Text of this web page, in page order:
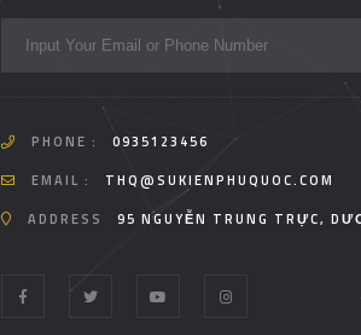
PHONE :
0935123456
EMAIL :
THQ@SUKIENPHUQUOC.COM
ADDRESS
95 NGUYỄN TRUNG TRỰC,